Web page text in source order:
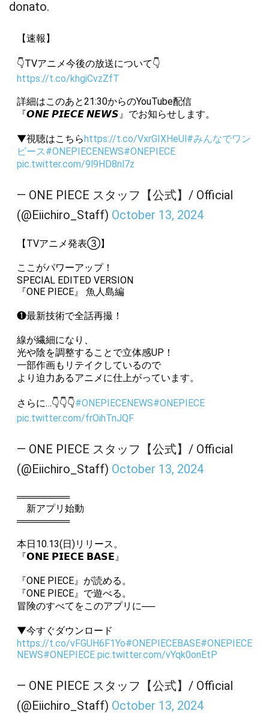
donato.
【速報】
👇TVアニメ今後の放送について👇
https://t.co/khgiCvzZfT
詳細はこのあと21:30からのYouTube配信
『𝙊𝙉𝙀 𝙋𝙄𝙀𝘾𝙀 𝙉𝙀𝙒𝙎』でお知らせします。
▼視聴はこちらhttps://t.co/VxrGIXHeUl#みんなでワン
ピース#ONEPIECENEWS#ONEPIECE
pic.twitter.com/9l9HD8nl7z
— ONE PIECE スタッフ【公式】/ Official
(@Eiichiro_Staff) October 13, 2024
【TVアニメ発表③】
ここがパワーアップ！
SPECIAL EDITED VERSION
『ONE PIECE』 魚人島編
❶最新技術で全話再撮！
線が繊細になり、
光や陰を調整することで立体感UP！
一部作画もリテイクしているので
より迫力あるアニメに仕上がっています。
さらに…👇👇👇#ONEPIECENEWS#ONEPIECE
pic.twitter.com/frOihTnJQF
— ONE PIECE スタッフ【公式】/ Official
(@Eiichiro_Staff) October 13, 2024
════════
新アプリ始動
════════
本日10.13(日)リリース。
『𝗢𝗡𝗘 𝗣𝗜𝗘𝗖𝗘 𝗕𝗔𝗦𝗘』
『ONE PIECE』が読める。
『ONE PIECE』で遊べる。
冒険のすべてをこのアプリに──
▼今すぐダウンロード
https://t.co/vFGUH6F1Yo#ONEPIECEBASE#ONEPIECE
NEWS#ONEPIECE pic.twitter.com/vYqk0onEtP
— ONE PIECE スタッフ【公式】/ Official
(@Eiichiro_Staff) October 13, 2024